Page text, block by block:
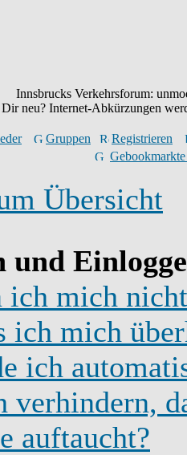
Innsbrucks Verkehrsforum:
neu? Internet-Abkürzungen
Gruppen
Registrieren
Übersicht
und
ich mich
ich mich
ich
verhindern,
auftaucht?